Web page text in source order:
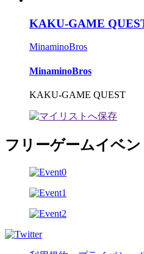
KAKU-GAME
MinaminoBros
MinaminoBros
KAKU-GAME QUEST
フリーゲームイベン